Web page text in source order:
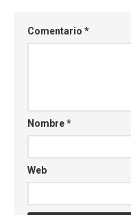
Comentario *
Nombre*
Web